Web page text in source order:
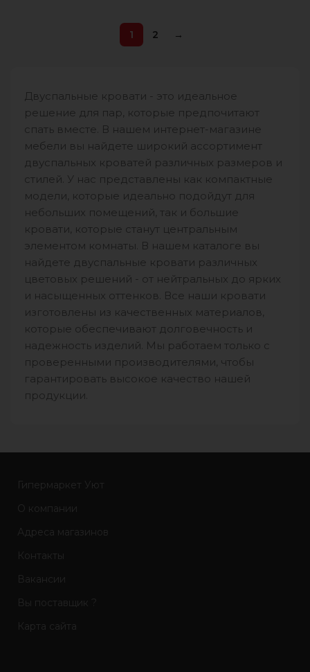
1 2 →
Двуспальные кровати - это идеальное
решение для пар, которые предпочитают
спать вместе. В нашем интернет-магазине
мебели вы найдете широкий ассортимент
двуспальных кроватей различных размеров и
стилей. У нас представлены как компактные
модели, которые идеально подойдут для
небольших помещений, так и большие
кровати, которые станут центральным
элементом комнаты. В нашем каталоге вы
найдете двуспальные кровати различных
цветовых решений - от нейтральных до ярких
и насыщенных оттенков. Все наши кровати
изготовлены из качественных материалов,
которые обеспечивают долговечность и
надежность изделий. Мы работаем только с
проверенными производителями, чтобы
гарантировать высокое качество нашей
продукции.
Гипермаркет Уют
О компании
Адреса магазинов
Контакты
Вакансии
Вы поставщик ?
Карта сайта